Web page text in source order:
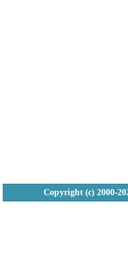
Copyright (с) 2000-